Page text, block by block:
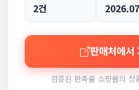
2건
판매처에서
검증된 판촉물 쇼핑몰의